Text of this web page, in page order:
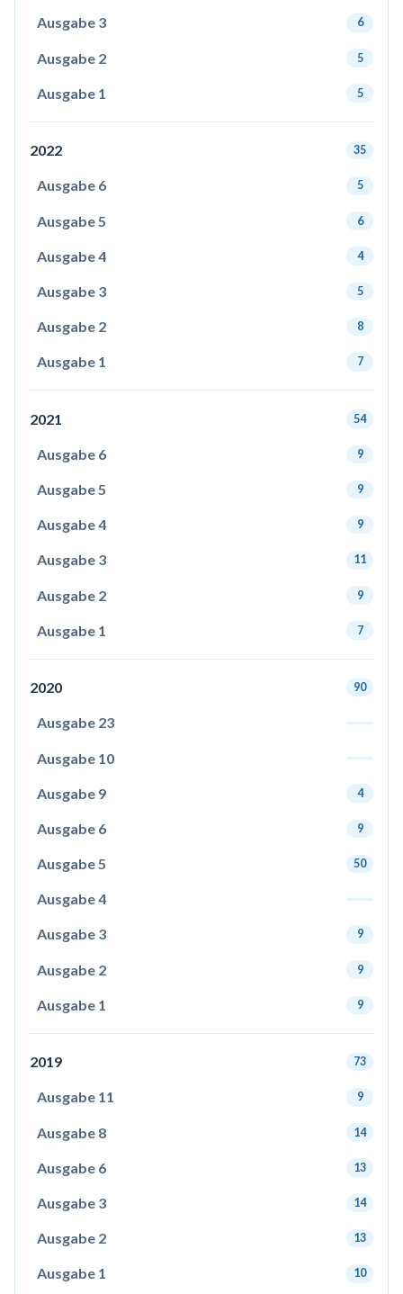
Ausgabe 3 6
Ausgabe 2 5
Ausgabe 1 5
2022 35
Ausgabe 6 5
Ausgabe 5 6
Ausgabe 4 4
Ausgabe 3 5
Ausgabe 2 8
Ausgabe 1 7
2021 54
Ausgabe 6 9
Ausgabe 5 9
Ausgabe 4 9
Ausgabe 3 11
Ausgabe 2 9
Ausgabe 1 7
2020 90
Ausgabe 23
Ausgabe 10
Ausgabe 9 4
Ausgabe 6 9
Ausgabe 5 50
Ausgabe 4
Ausgabe 3 9
Ausgabe 2 9
Ausgabe 1 9
2019 73
Ausgabe 11 9
Ausgabe 8 14
Ausgabe 6 13
Ausgabe 3 14
Ausgabe 2 13
Ausgabe 1 10